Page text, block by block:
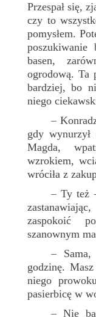
Przespał się,
czy to
pomysłem.
poszukiwanie
basen,
ogrodową. Ta
bardziej, bo
niego
–
gdy wynurzył
Magda,
wzrokiem,
wróciła z
– Ty też
zaspokoić
szanownym
–
godzinę.
niego
pasierbicę w
– Nie